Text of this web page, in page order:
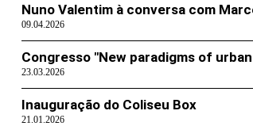
Nuno Valentim à conversa com
09.04.2026
Congresso "New paradigms of
23.03.2026
Inauguração do Coliseu Box
21.01.2026